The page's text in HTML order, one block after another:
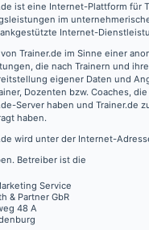
ist eine Internet-Plattform für
im
Internet-
Trainer.de im Sinne einer
die nach Trainern und
eigener Daten und
Dozenten bzw. Coaches,
-Server haben und Trainer.de
haben.
wird unter der Internet-
Betreiber ist die
Service
& Partner GbR
48 A